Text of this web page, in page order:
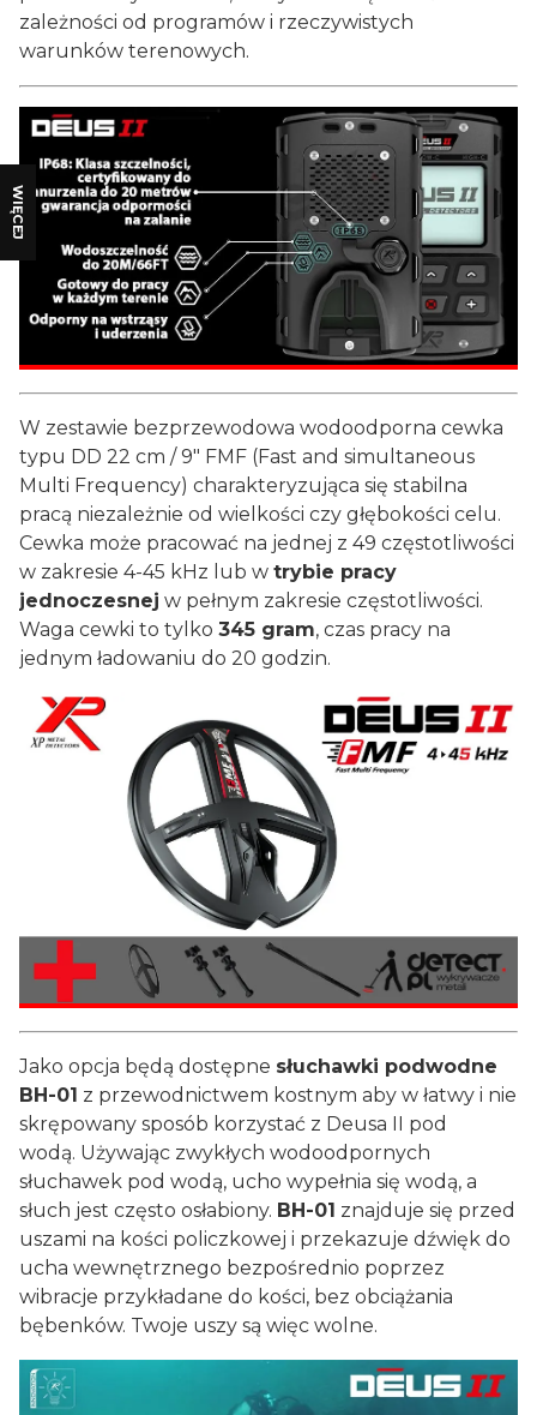
WIĘCEJ
zależności od programów i rzeczywistych
warunków terenowych.
W zestawie bezprzewodowa wodoodporna cewka
typu DD 22 cm / 9" FMF (Fast and simultaneous
Multi Frequency) charakteryzująca się stabilna
pracą niezależnie od wielkości czy głębokości celu.
Cewka może pracować na jednej z 49 częstotliwości
w zakresie 4-45 kHz lub w trybie pracy
jednoczesnej w pełnym zakresie częstotliwości.
Waga cewki to tylko 345 gram, czas pracy na
jednym ładowaniu do 20 godzin.
Jako opcja będą dostępne słuchawki podwodne
BH-01 z przewodnictwem kostnym aby w łatwy i nie
skrępowany sposób korzystać z Deusa II pod
wodą. Używając zwykłych wodoodpornych
słuchawek pod wodą, ucho wypełnia się wodą, a
słuch jest często osłabiony. BH-01 znajduje się przed
uszami na kości policzkowej i przekazuje dźwięk do
ucha wewnętrznego bezpośrednio poprzez
wibracje przykładane do kości, bez obciążania
bębenków. Twoje uszy są więc wolne.